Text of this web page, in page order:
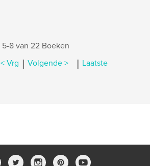
5-8 van 22 Boeken
< Vrg | Volgende > | Laatste